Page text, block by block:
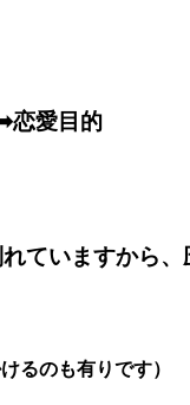
恋愛目的
ていますから
るのも有りです）